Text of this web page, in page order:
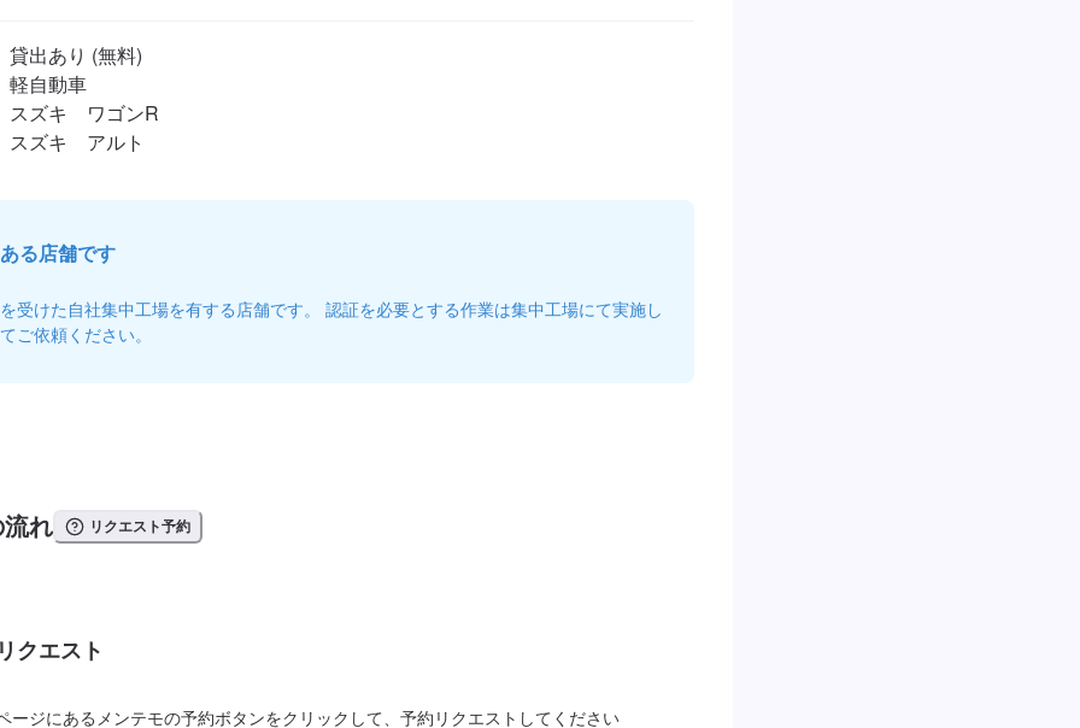
貸出あり (無料)
軽自動車
スズキ　ワゴンR
スズキ　アルト
る店舗です
受けた自社集中工場を有する店舗です。 認証を必要とする作業は集中工場にて実施し
ご依頼ください。
れ リクエスト予約
クエスト
ージにあるメンテモの予約ボタンをクリックして、予約リクエストしてください